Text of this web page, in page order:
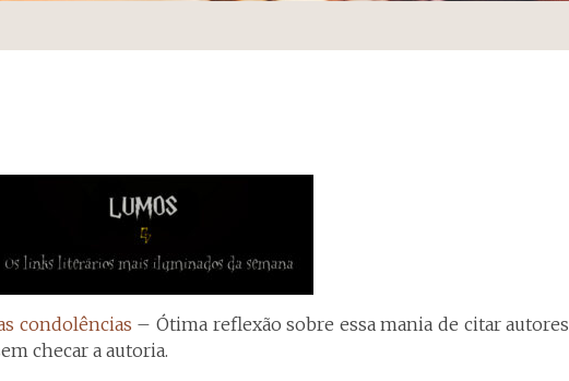
condolências – Ótima reflexão sobre essa mania de citar autores
checar a autoria.